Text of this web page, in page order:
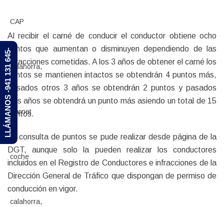
Al recibir el carné de conducir el conductor obtiene ocho
puntos que aumentan o disminuyen dependiendo de las
infracciones cometidas. A los 3 años de obtener el carné los
puntos se mantienen intactos se obtendrán 4 puntos más,
pasados otros 3 años se obtendrán 2 puntos y pasados
tres años se obtendrá un punto más asiendo un total de 15
puntos.
La consulta de puntos se pude realizar desde página de la
DGT, aunque solo la pueden realizar los conductores
incluidos en el Registro de Conductores e infracciones de la
Dirección General de Tráfico que dispongan de permiso de
conducción en vigor.
LLÁMANOS -941 131 645-